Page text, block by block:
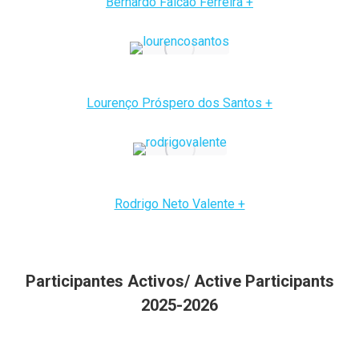
Lourenço Próspero dos Santos +
Rodrigo Neto Valente +
Participantes Activos/ Active Participants
2025-2026